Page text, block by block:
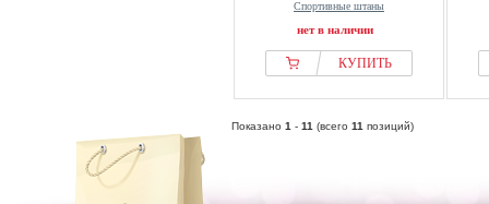
Спортивные штаны
нет в наличии
КУПИТЬ
Показано 1 - 11 (всего 11 позиций)